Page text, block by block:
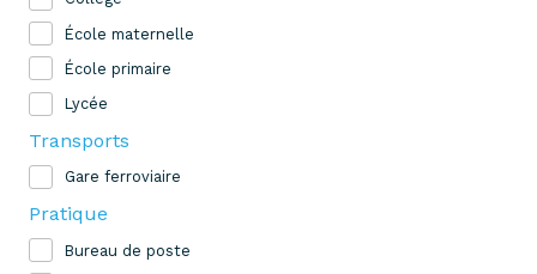
École maternelle
École primaire
Lycée
Transports
Gare ferroviaire
Pratique
Bureau de poste